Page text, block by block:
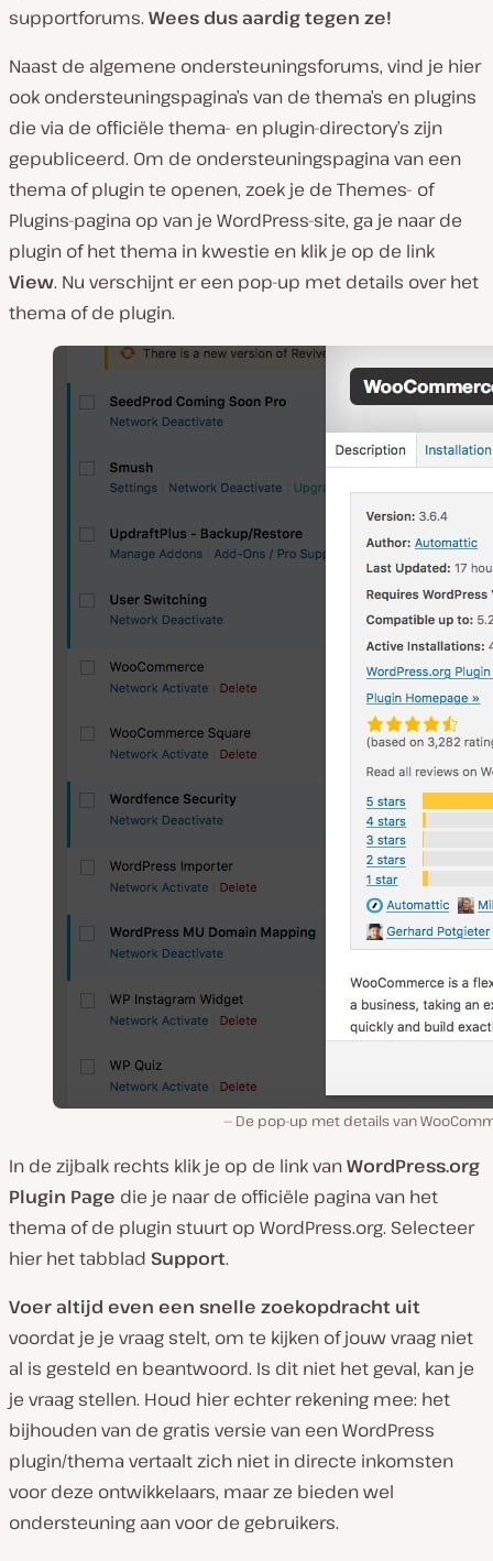
supportforums. Wees dus aardig tegen ze!
Naast de algemene ondersteuningsforums, vind je hier
ook ondersteuningspagina’s van de thema’s en plugins
die via de officiële thema- en plugin-directory’s zijn
gepubliceerd. Om de ondersteuningspagina van een
thema of plugin te openen, zoek je de Themes- of
Plugins-pagina op van je WordPress-site, ga je naar de
plugin of het thema in kwestie en klik je op de link
View. Nu verschijnt er een pop-up met details over het
thema of de plugin.
De pop-up met details van
In de zijbalk rechts klik je op de link vanWordPress.org
Plugin Page die je naar de officiële pagina van het
thema of de plugin stuurt op WordPress.org. Selecteer
hier het tabblad Support.
Voer altijd even een snelle zoekopdracht uit
voordat je je vraag stelt, om te kijken of jouw vraag niet
al is gesteld en beantwoord. Is dit niet het geval, kan je
je vraag stellen. Houd hier echter rekening mee: het
bijhouden van de gratis versie van een WordPress
plugin/thema vertaalt zich niet in directe inkomsten
voor deze ontwikkelaars, maar ze bieden wel
ondersteuning aan voor de gebruikers.